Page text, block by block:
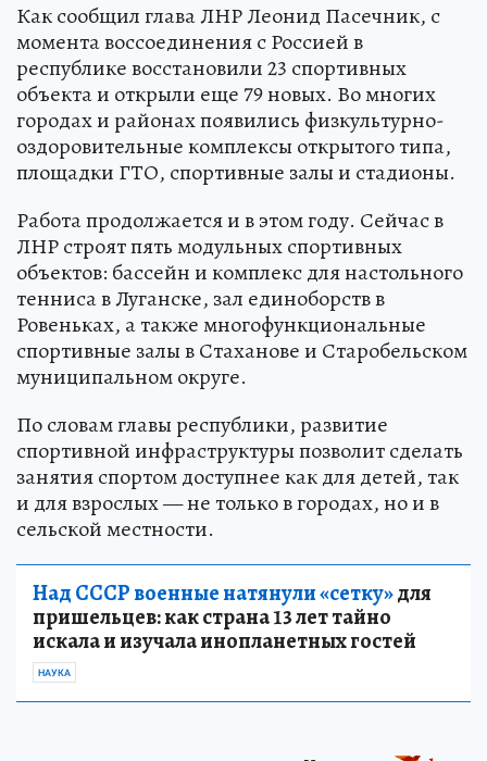
Как сообщил глава ЛНР Леонид Пасечник, с
момента воссоединения с Россией в
республике восстановили 23 спортивных
объекта и открыли еще 79 новых. Во многих
городах и районах появились физкультурно-
оздоровительные комплексы открытого типа,
площадки ГТО, спортивные залы и стадионы.
Работа продолжается и в этом году. Сейчас в
ЛНР строят пять модульных спортивных
объектов: бассейн и комплекс для настольного
тенниса в Луганске, зал единоборств в
Ровеньках, а также многофункциональные
спортивные залы в Стаханове и Старобельском
муниципальном округе.
По словам главы республики, развитие
спортивной инфраструктуры позволит сделать
занятия спортом доступнее как для детей, так
и для взрослых — не только в городах, но и в
сельской местности.
Над СССР военные натянули «сетку»для
пришельцев: как страна 13 лет тайно
искала и изучала инопланетных гостей
НАУКА